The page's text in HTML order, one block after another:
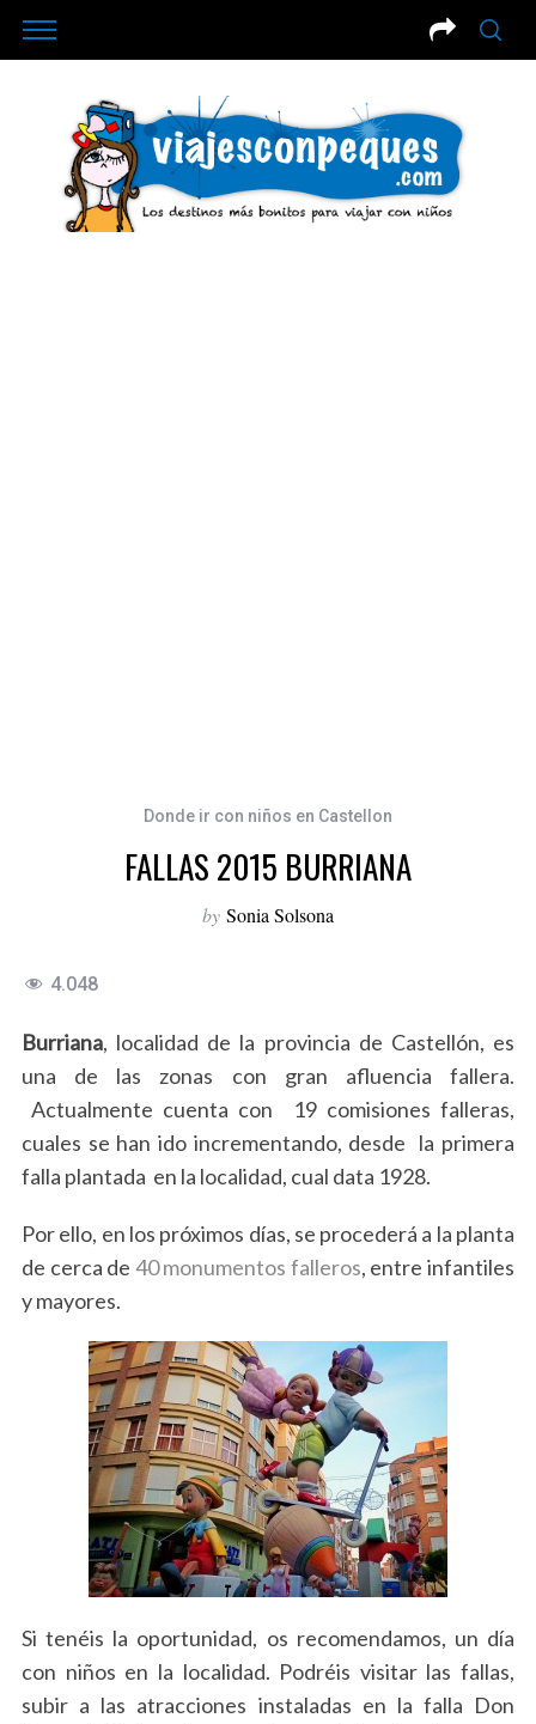
Donde ir con niños en Castellon
FALLAS 2015 BURRIANA
by Sonia Solsona
4.048
Burriana, localidad de la provincia de Castellón, es
una de las zonas con gran afluencia fallera.
Actualmente cuenta con 19 comisiones falleras,
cuales se han ido incrementando, desde la primera
falla plantada en la localidad, cual data 1928.
Por ello, en los próximos días, se procederá a la planta
de cerca de 40 monumentos falleros, entre infantiles
y mayores.
Si tenéis la oportunidad, os recomendamos, un día
con niños en la localidad. Podréis visitar las fallas,
subir a las atracciones instaladas en la falla Don